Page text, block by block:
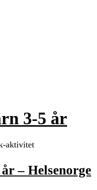
3-5 år
aktivitet
– Helsenorge